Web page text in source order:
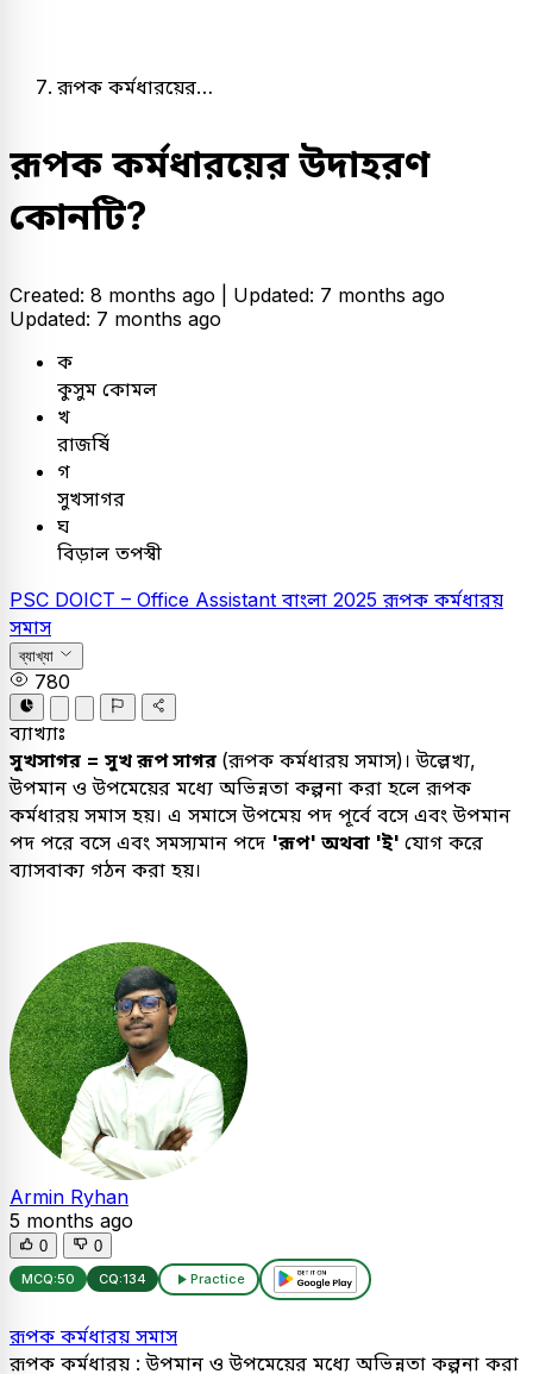
রূপক কর্মধারয়ের…
রূপক কর্মধারয়ের উদাহরণ
কোনটি?
Created: 8 months ago | Updated: 7 months ago
Updated: 7 months ago
ক
কুসুম কোমল
খ
রাজর্ষি
গ
সুখসাগর
ঘ
বিড়াল তপস্বী
PSC DOICT – Office Assistant বাংলা 2025 রূপক কর্মধারয়
সমাস
ব্যাখ্যা
780
ব্যাখ্যাঃ
সুখসাগর = সুখ রূপ সাগর (রূপক কর্মধারয় সমাস)। উল্লেখ্য,
উপমান ও উপমেয়ের মধ্যে অভিন্নতা কল্পনা করা হলে রূপক
কর্মধারয় সমাস হয়। এ সমাসে উপমেয় পদ পূর্বে বসে এবং উপমান
পদ পরে বসে এবং সমস্যমান পদে 'রূপ' অথবা 'ই' যোগ করে
ব্যাসবাক্য গঠন করা হয়।
Armin Ryhan
5 months ago
0 0
MCQ:50 CQ:134 Practice
রূপক কর্মধারয় সমাস
রূপক কর্মধারয় : উপমান ও উপমেয়ের মধ্যে অভিন্নতা কল্পনা করা